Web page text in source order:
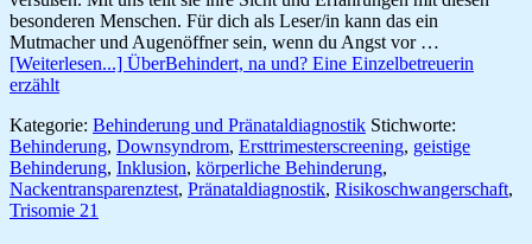
besonderen Menschen. Für dich als Leser/in kann das ein
Mutmacher und Augenöffner sein, wenn du Angst vor …
[Weiterlesen...] ÜberBehindert, na und? Eine Einzelbetreuerin
erzählt
Kategorie: Behinderung und Pränataldiagnostik Stichworte:
Behinderung, Downsyndrom, Ersttrimesterscreening, geistige
Behinderung, Inklusion, körperliche Behinderung,
Nackentransparenztest, Pränataldiagnostik, Risikoschwangerschaft,
Trisomie 21